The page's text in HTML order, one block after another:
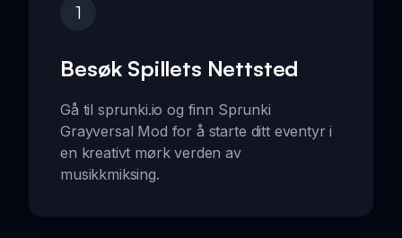
1
Besøk Spillets Nettsted
Gå til sprunki.io og finn Sprunki
Grayversal Mod for å starte ditt eventyr i
en kreativt mørk verden av
musikkmiksing.